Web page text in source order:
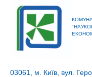
03061, м. Київ, вул.